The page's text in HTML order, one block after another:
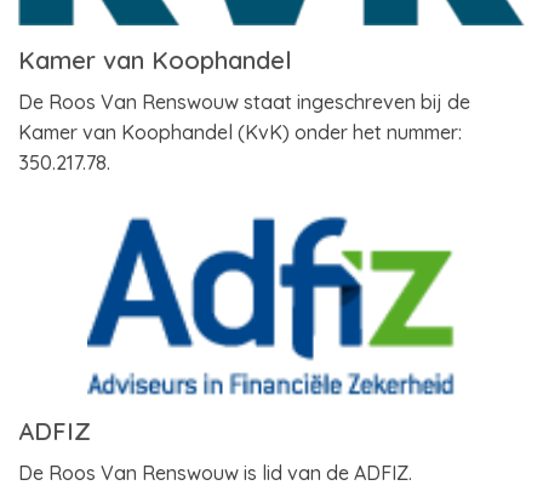
Kamer van Koophandel
De Roos Van Renswouw staat ingeschreven bij de
Kamer van Koophandel (KvK) onder het nummer:
350.217.78.
ADFIZ
De Roos Van Renswouw is lid van de ADFIZ.